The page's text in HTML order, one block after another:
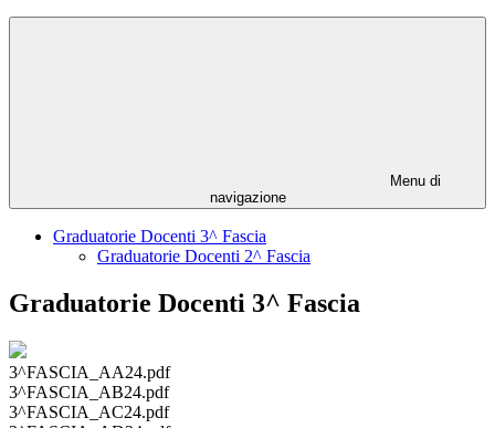
Menu di
navigazione
Graduatorie Docenti 3^ Fascia
Graduatorie Docenti 2^ Fascia
Graduatorie Docenti 3^ Fascia
3^FASCIA_AA24.pdf
3^FASCIA_AB24.pdf
3^FASCIA_AC24.pdf